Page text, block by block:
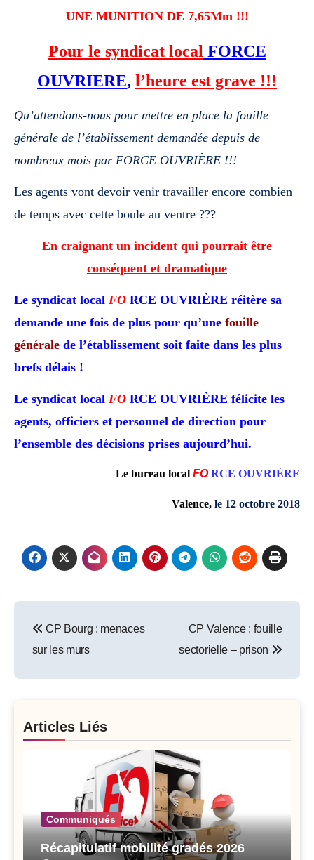
UNE MUNITION DE 7,65Mm !!!
Pour le syndicat local FORCE
OUVRIERE, l’heure est grave !!!
Qu’attendons-nous pour mettre en place la fouille
générale de l’établissement demandée depuis de
nombreux mois par FORCE OUVRIÈRE !!!
Les agents vont devoir venir travailler encore combien
de temps avec cette boule au ventre ???
En craignant un incident qui pourrait être
conséquent et dramatique
Le syndicat local FO RCE OUVRIÈRE réitère sa
demande une fois de plus pour qu’une fouille
générale de l’établissement soit faite dans les plus
brefs délais !
Le syndicat local FO RCE OUVRIÈRE félicite les
agents, officiers et personnel de direction pour
l’ensemble des décisions prises aujourd’hui.
Le bureau local FORCE OUVRIÈRE
Valence, le 12 octobre 2018
navigation
CP Bourg : menaces
sur les murs
CP Valence : fouille
sectorielle – prison
Articles Liés
Communiqués
Récapitulatif mobilité gradés 2026